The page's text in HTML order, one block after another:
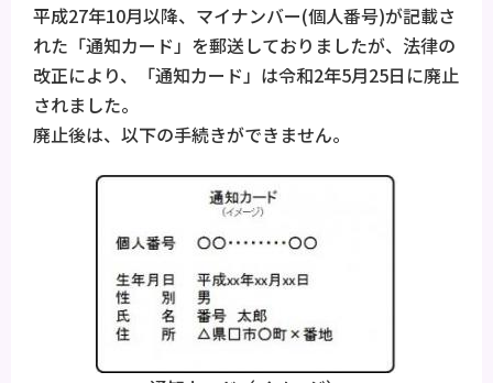
平成27年10月以降、マイナンバー(個人番号)が記載さ
れた「通知カード」を郵送しておりましたが、法律の
改正により、「通知カード」は令和2年5月25日に廃止
されました。
廃止後は、以下の手続きができません。